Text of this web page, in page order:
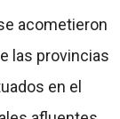
acometieron
las provincias
en el